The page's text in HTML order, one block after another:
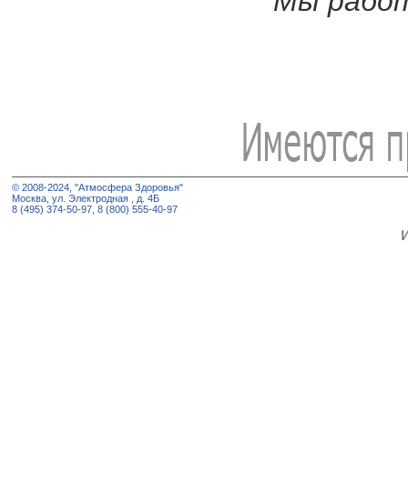
© 2008-2024, "Атмосфера Здоровья"
Москва, ул. Электродная , д. 4Б
8 (495) 374-50-97, 8 (800) 555-40-97